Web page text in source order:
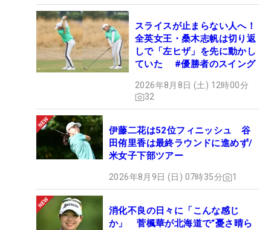
スライスが止まらない人へ！
全英女王・桑木志帆は切り返
しで「左ヒザ」を先に動かし
ていた #優勝者のスイング
2026年8月8日 (土) 12時00分
32
伊藤二花は52位フィニッシュ 谷
田侑里香は最終ラウンドに進めず/
米女子下部ツアー
2026年8月9日 (日) 07時35分 1
消化不良の日々に「こんな感じ
か」 菅楓華が北海道で“憂さ晴ら